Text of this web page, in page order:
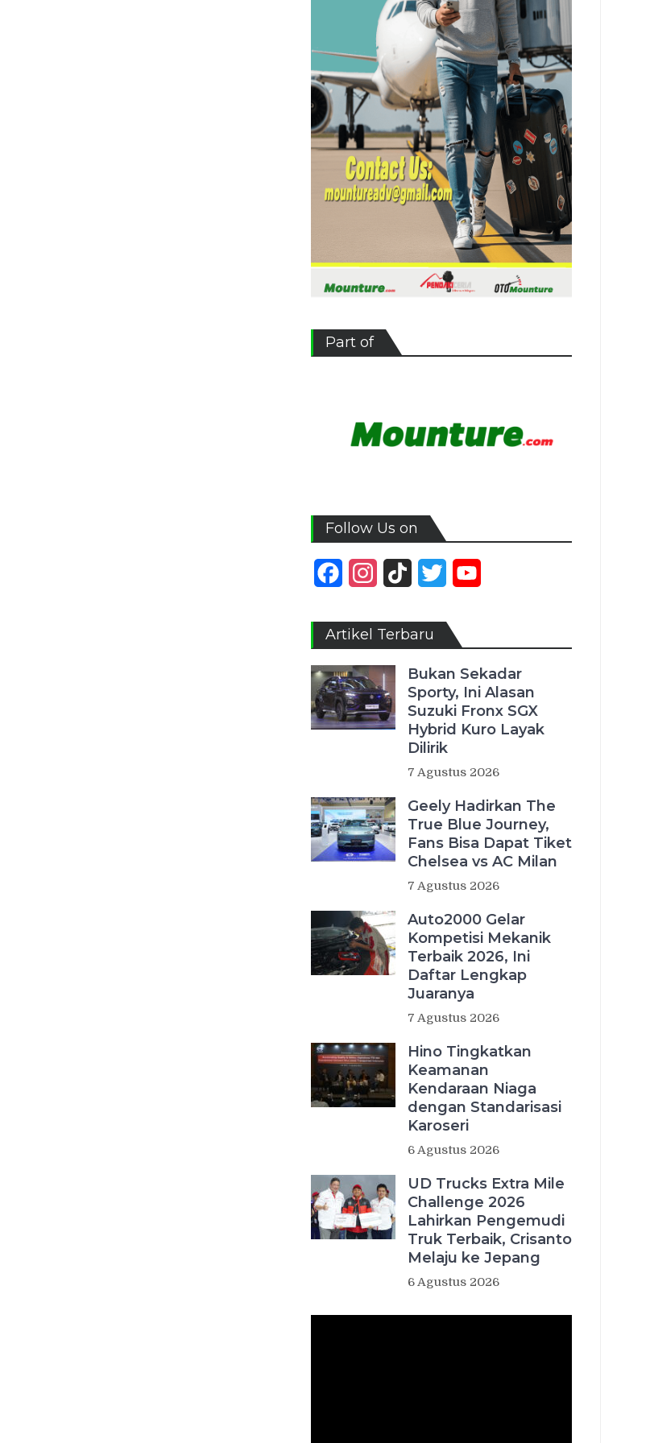
Part of
Follow Us on
FacebookInstagram
TikTok Twitter
Artikel Terbaru
Bukan Sekadar
Sporty, Ini Alasan
Suzuki Fronx SGX
Hybrid Kuro Layak
Dilirik
7 Agustus 2026
Geely Hadirkan The
True Blue Journey,
Fans Bisa Dapat Tiket
Chelsea vs AC Milan
7 Agustus 2026
Auto2000 Gelar
Kompetisi Mekanik
Terbaik 2026, Ini
Daftar Lengkap
Juaranya
7 Agustus 2026
Hino Tingkatkan
Keamanan
Kendaraan Niaga
dengan Standarisasi
Karoseri
6 Agustus 2026
UD Trucks Extra Mile
Challenge 2026
Lahirkan Pengemudi
Truk Terbaik, Crisanto
Melaju ke Jepang
6 Agustus 2026